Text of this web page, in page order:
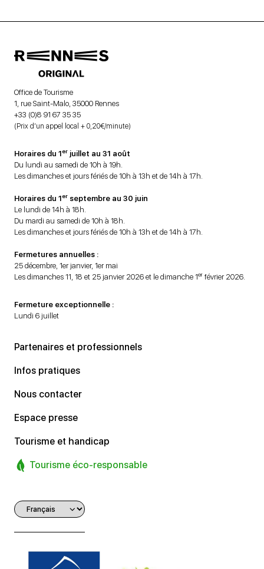
Office de Tourisme
1, rue Saint-Malo, 35000 Rennes
+33 (0)8 91 67 35 35
(Prix d’un appel local + 0,20€/minute)
Horaires du 1er juillet au 31 août
Du lundi au samedi de 10h à 19h.
Les dimanches et jours fériés de 10h à 13h et de 14h à 17h.
Horaires du 1er septembre au 30 juin
Le lundi de 14h à 18h.
Du mardi au samedi de 10h à 18h.
Les dimanches et jours fériés de 10h à 13h et de 14h à 17h.
Fermetures annuelles :
25 décembre, 1er janvier, 1er mai
Les dimanches 11, 18 et 25 janvier 2026 et le dimanche 1er février 2026.
Fermeture exceptionnelle :
Lundi 6 juillet
Partenaires et professionnels
Infos pratiques
Nous contacter
Espace presse
Tourisme et handicap
Tourisme éco-responsable